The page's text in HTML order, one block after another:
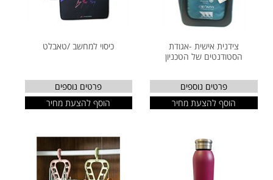
צידנית אישית -אגודת
הסטודנטים של הטכניון
פרטים נוספים
הוסף להצעת מחיר
כיסוי למחשב /טאבלט
פרטים נוספים
הוסף להצעת מחיר